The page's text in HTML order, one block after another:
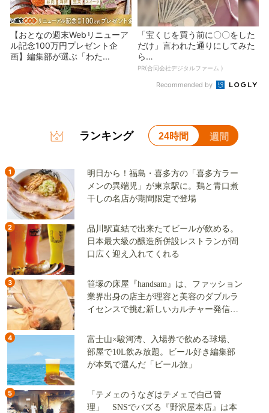
【おとなの週末Webリニューア
ル記念100万円プレゼント企
画】編集部が選ぶ「わた...
「宝くじを買う前に〇〇をした
だけ」言われた通りにしてみた
ら…
PR(合同会社デジタルファーム )
Recommended by
ランキング 24時間 週間
1
明日から！福島・喜多方の「喜多方ラー
メンの異端児」が東京駅に。鶏と青口煮
干しの名店が期間限定で登場
2
品川駅直結で出来たてビールが飲める。
日本最大級の醸造所併設レストランが間
口広く迎え入れてくれる
3
笹塚の床屋『handsam』は、ファッション
業界出身の店主が理容と美容のダブルラ
イセンスで挑む新しいカルチャー発信基
4
富士山×駿河湾、入場券で飲める球場、
部屋で10L飲み放題。ビール好き編集部
が本気で選んだ「ビール旅」
5
「テメェのうなぎはテメェで自己管
理」 SNSでバズる『野沢屋本店』は本